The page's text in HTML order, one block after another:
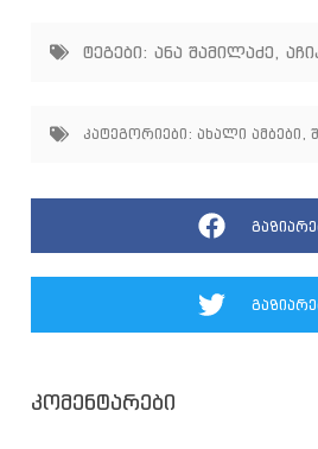
ტეგები: ანა შამილაძე,
კატეგორიები: ახალი ამბები ,
კომენტარები